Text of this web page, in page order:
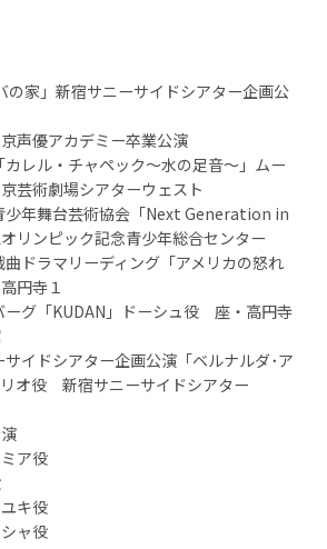
の家」新宿サニーサイドシアター企画公
京声優アカデミー卒業公演
レル・チャペック〜水の足音〜」ムー
芸術劇場シアターウェスト
年舞台芸術協会「Next Generation in
リンピック記念青少年総合センター
ドラマリーディング「アメリカの怒れ
円寺１
グ「KUDAN」ドーシュ役 座・高円寺
イドシアター企画公演「ベルナルダ･ア
オ役 新宿サニーサイドシアター
ア役
キ役
ャ役